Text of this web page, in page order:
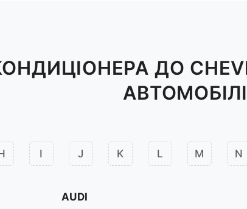
ДО
I J K L M N
AUDI